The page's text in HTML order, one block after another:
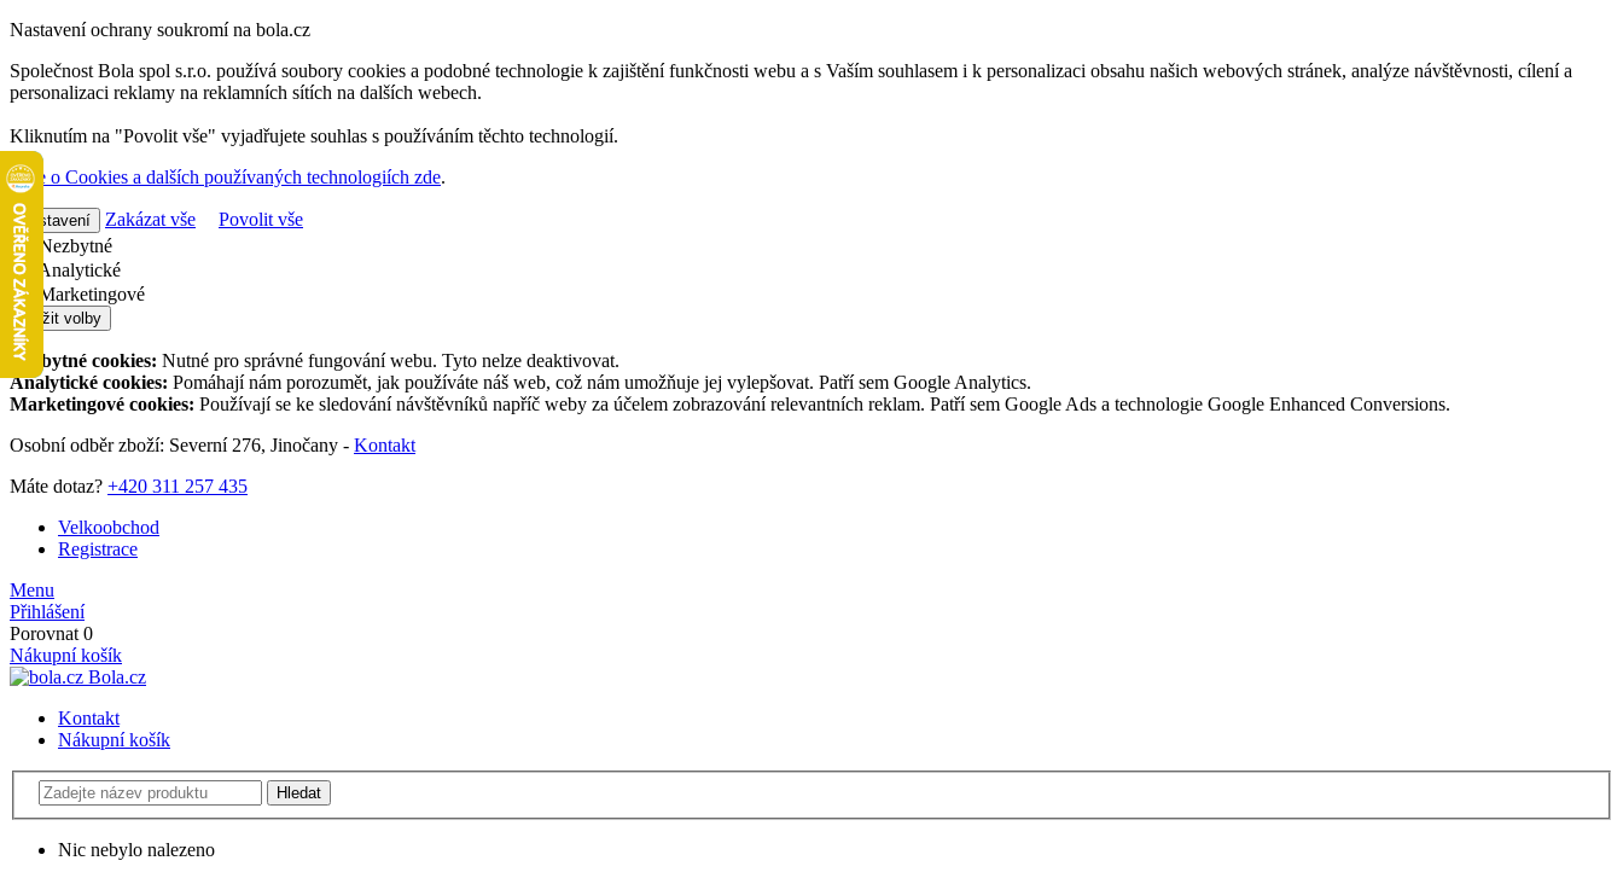
Nastavení ochrany soukromí na bola.cz
Společnost Bola spol s.r.o. používá soubory cookies a podobné technologie k zajištění funkčnosti webu a s Vaším souhlasem i k personalizaci obsahu našich webových stránek, analýze návštěvnosti, cílení a
personalizaci reklamy na reklamních sítích na dalších webech.
Kliknutím na "Povolit vše" vyjadřujete souhlas s používáním těchto technologií.
Více o Cookies a dalších používaných technologiích zde.
Nastavení Zakázat vše
Povolit vše
Nezbytné
Analytické
Marketingové
Uložit volby
Nezbytné cookies: Nutné pro správné fungování webu. Tyto nelze deaktivovat.
Analytické cookies: Pomáhají nám porozumět, jak používáte náš web, což nám umožňuje jej vylepšovat. Patří sem Google Analytics.
Marketingové cookies: Používají se ke sledování návštěvníků napříč weby za účelem zobrazování relevantních reklam. Patří sem Google Ads a technologie Google Enhanced Conversions.
Osobní odběr zboží: Severní 276, Jinočany - Kontakt
Máte dotaz? +420 311 257 435
Velkoobchod
Registrace
Menu
Přihlášení
Porovnat 0
Nákupní košík
Bola.cz
Kontakt
Nákupní košík
Nic nebylo nalezeno